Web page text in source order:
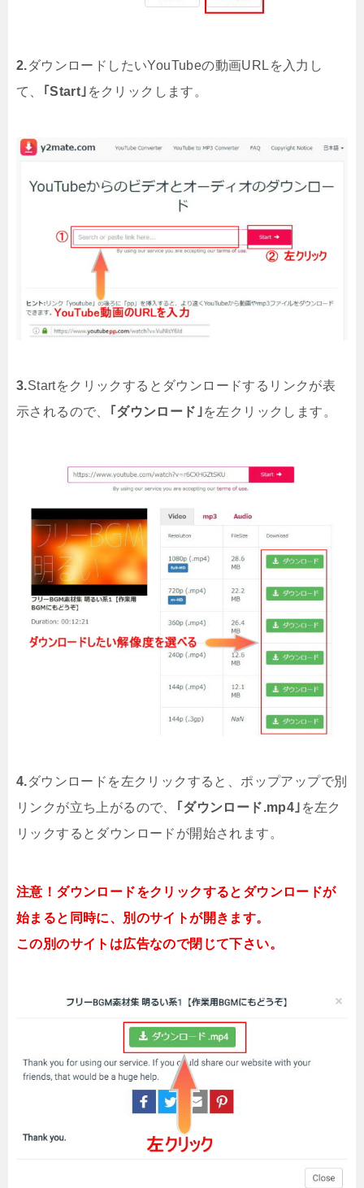
2.ダウンロードしたいYouTubeの動画URLを入力し
て、
｢Start｣ をクリックします。
3.Startをクリックするとダウンロードするリンクが表
示されるので、
｢ダウンロード｣ を左クリックします。
4.ダウンロードを左クリックすると、ポップアップで別
リンクが立ち上がるので、
｢ダウンロード.mp4｣ を左ク
リックするとダウンロードが開始されます。
注意！ダウンロードをクリックするとダウンロードが
始まると同時に、別のサイトが開きます。
この別のサイトは広告なので閉じて下さい。